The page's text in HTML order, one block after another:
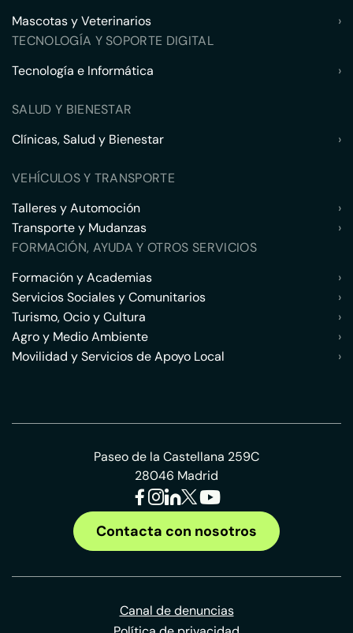
Mascotas y Veterinarios
›
TECNOLOGÍA Y SOPORTE DIGITAL
Tecnología e Informática
›
SALUD Y BIENESTAR
Clínicas, Salud y Bienestar
›
VEHÍCULOS Y TRANSPORTE
Talleres y Automoción
›
Transporte y Mudanzas
›
FORMACIÓN, AYUDA Y OTROS SERVICIOS
Formación y Academias
›
Servicios Sociales y Comunitarios
›
Turismo, Ocio y Cultura
›
Agro y Medio Ambiente
›
Movilidad y Servicios de Apoyo Local
›
Paseo de la Castellana 259C
28046 Madrid
Contacta con nosotros
Canal de denuncias